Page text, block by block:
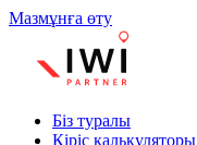
Мазмұнға өту
Біз туралы
Кіріс калькуляторы